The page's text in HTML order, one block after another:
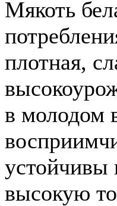
Мякоть
плотная,
в молодом
высокую